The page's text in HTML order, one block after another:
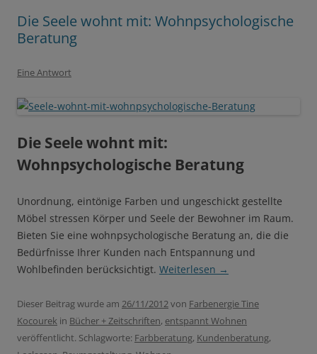
Die Seele wohnt mit: Wohnpsychologische
Beratung
Eine Antwort
Die Seele wohnt mit:
Wohnpsychologische Beratung
Unordnung, eintönige Farben und ungeschickt gestellte
Möbel stressen Körper und Seele der Bewohner im Raum.
Bieten Sie eine wohnpsychologische Beratung an, die die
Bedürfnisse Ihrer Kunden nach Entspannung und
Wohlbefinden berücksichtigt. Weiterlesen →
Dieser Beitrag wurde am 26/11/2012von Farbenergie Tine
Kocourek in Bücher + Zeitschriften, entspannt Wohnen
veröffentlicht. Schlagworte: Farbberatung, Kundenberatung,